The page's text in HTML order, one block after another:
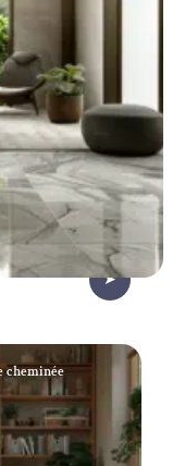
cheminée